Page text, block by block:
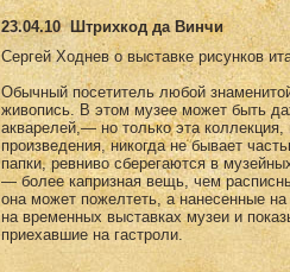
23.04.10 Штрихкод да Винчи
Сергей Ходнев о выставке рисунков
Обычный посетитель любой
живопись. В этом музее может быть
акварелей,— но только эта
произведения, никогда не бывает
папки, ревниво сберегаются в
— более капризная вещь, чем
она может пожелтеть, а нанесенные
на временных выставках музеи и
приехавшие на гастроли.